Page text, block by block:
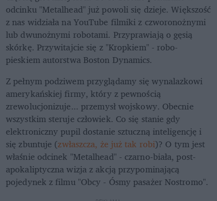
odcinku "Metalhead" już powoli się dzieje. Większość
z nas widziała na YouTube filmiki z czworonożnymi
lub dwunożnymi robotami. Przyprawiają o gęsią
skórkę. Przywitajcie się z "Kropkiem" - robo-
pieskiem autorstwa Boston Dynamics.
Z pełnym podziwem przyglądamy się wynalazkowi
amerykańskiej firmy, który z pewnością
zrewolucjonizuje... przemysł wojskowy. Obecnie
wszystkim steruje człowiek. Co się stanie gdy
elektroniczny pupil dostanie sztuczną inteligencję i
się zbuntuje (zwłaszcza, że już tak robi)? O tym jest
właśnie odcinek "Metalhead" - czarno-biała, post-
apokaliptyczna wizja z akcją przypominającą
pojedynek z filmu "Obcy - Ósmy pasażer Nostromo".